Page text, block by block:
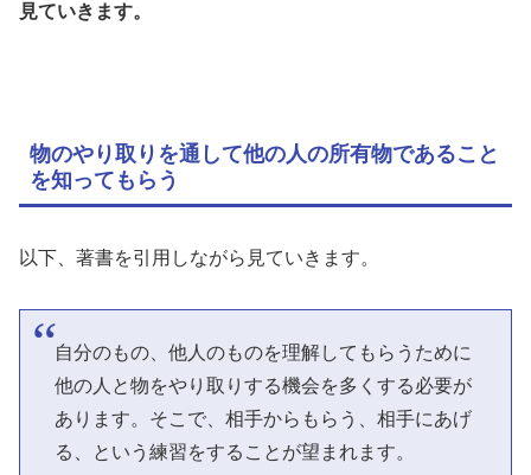
見ていきます。
物のやり取りを通して他の人の所有物であること
を知ってもらう
以下、著書を引用しながら見ていきます。
自分のもの、他人のものを理解してもらうために
他の人と物をやり取りする機会を多くする必要が
あります。そこで、相手からもらう、相手にあげ
る、という練習をすることが望まれます。